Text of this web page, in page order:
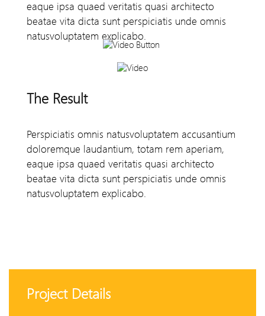
eaque ipsa quaed veritatis quasi architecto
beatae vita dicta sunt perspiciatis unde omnis
natusvoluptatem explicabo.
The Result
Perspiciatis omnis natusvoluptatem accusantium
doloremque laudantium, totam rem aperiam,
eaque ipsa quaed veritatis quasi architecto
beatae vita dicta sunt perspiciatis unde omnis
natusvoluptatem explicabo.
Project Details